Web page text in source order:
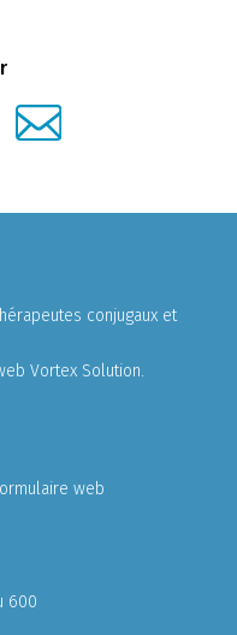
conjugaux et
Vortex Solution.
web
600